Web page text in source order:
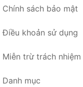
Chính sách bảo mật
Điều khoản sử dụng
Miễn trừ trách nhiệm
Danh mục